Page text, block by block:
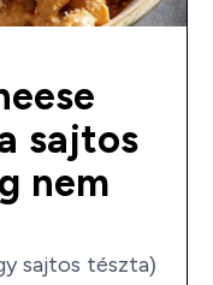
sajtos
nem
sajtos tészta)